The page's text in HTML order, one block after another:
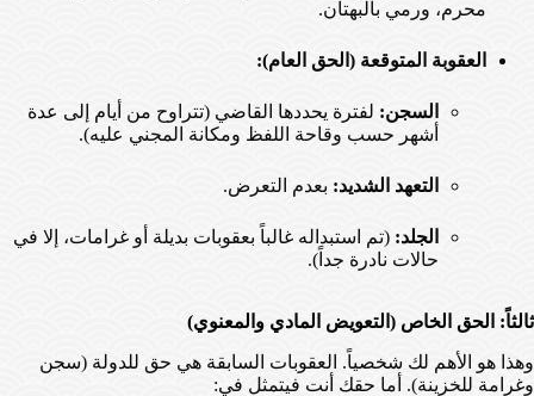
محرم، ورمي بالبهتان.
العقوبة المتوقعة (الحق العام):
السجن: لفترة يحددها القاضي (تتراوح من أيام إلى عدة
أشهر حسب وقاحة اللفظ ومكانة المجني عليه).
التعهد الشديد: بعدم التعرض.
الجلد: (تم استبداله غالباً بعقوبات بديلة أو غرامات، إلا في
حالات نادرة جداً).
ثالثاً: الحق الخاص (التعويض المادي والمعنوي)
وهذا هو الأهم لك شخصياً. العقوبات السابقة هي حق للدولة (سجن
وغرامة للخزينة). أما حقك أنت فيتمثل في: